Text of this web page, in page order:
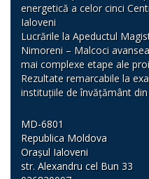
energetică a celor cinci
Ialoveni
Lucrările la Apeductul
Nimoreni – Malcoci
mai complexe etape ale
Rezultate remarcabile la
instituțiile de învățământ
MD-6801
Republica Moldova
Orașul Ialoveni
str. Alexandru cel Bun 33